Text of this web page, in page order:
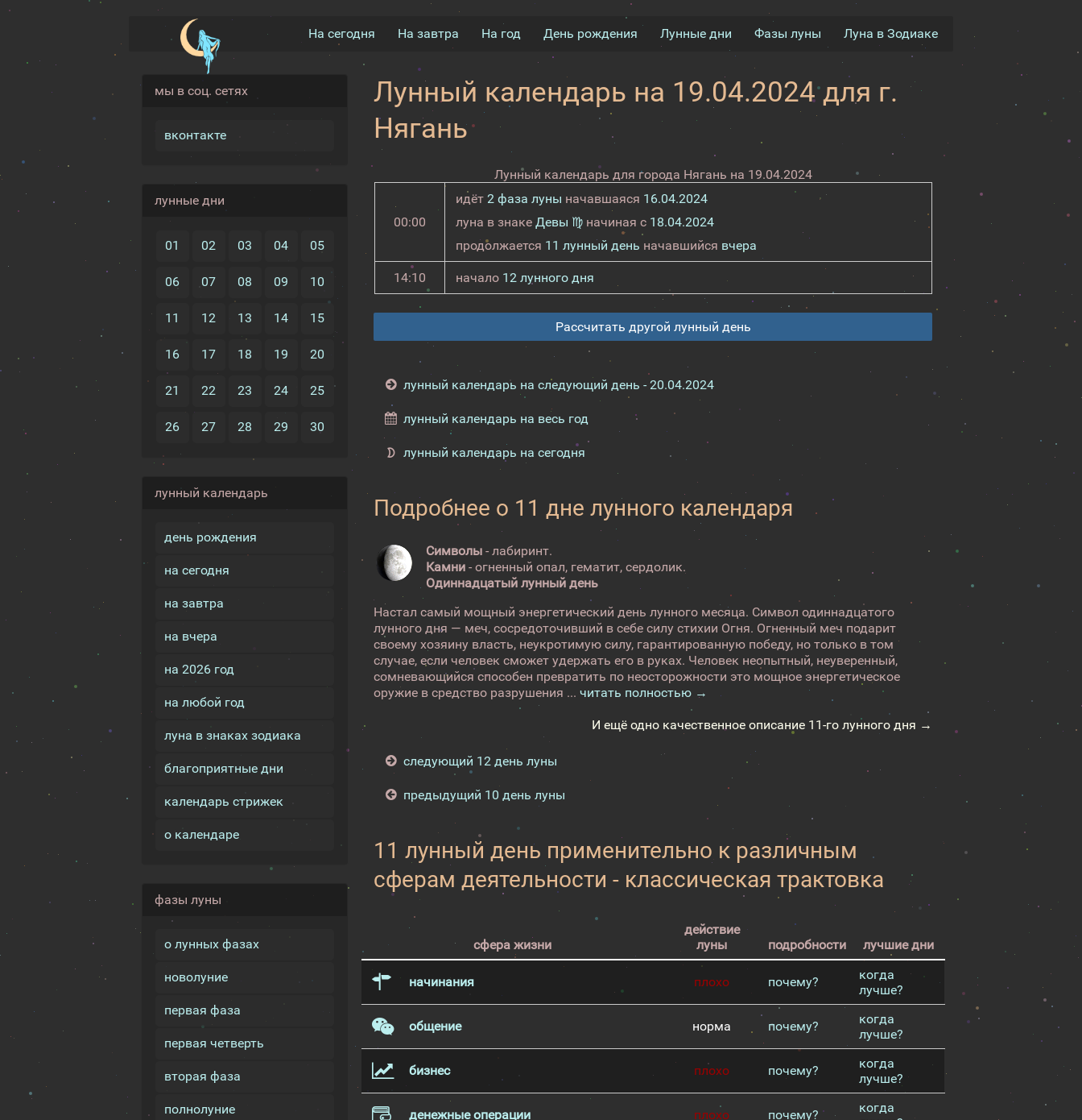
На сегодня На завтра На год День рождения Лунные дни Фазы луны Луна в Зодиаке
мы в соц. сетях
вконтакте
лунные дни
01 02 03 04 05
06 07 08 09 10
11 12 13 14 15
16 17 18 19 20
21 22 23 24 25
26 27 28 29 30
лунный календарь
день рождения
на сегодня
на завтра
на вчера
на 2026 год
на любой год
луна в знаках зодиака
благоприятные дни
календарь стрижек
о календаре
фазы луны
о лунных фазах
новолуние
первая фаза
первая четверть
вторая фаза
полнолуние
Лунный календарь на 19.04.2024 для г.
Нягань
Лунный календарь для города Нягань на 19.04.2024
00:00
идёт 2 фаза луны начавшаяся 16.04.2024
луна в знаке Девы ♍начиная с 18.04.2024
продолжается 11 лунный день начавшийся вчера
14:10 начало 12 лунного дня
Рассчитать другой лунный день
лунный календарь на следующий день - 20.04.2024
лунный календарь на весь год
лунный календарь на сегодня
Подробнее о 11 дне лунного календаря
Символы - лабиринт.
Камни - огненный опал, гематит, сердолик.
Одиннадцатый лунный день
Настал самый мощный энергетический день лунного месяца. Символ одиннадцатого
лунного дня — меч, сосредоточивший в себе силу стихии Огня. Огненный меч подарит
своему хозяину власть, неукротимую силу, гарантированную победу, но только в том
случае, если человек сможет удержать его в руках. Человек неопытный, неуверенный,
сомневающийся способен превратить по неосторожности это мощное энергетическое
оружие в средство разрушения ...читать полностью →
И ещё одно качественное описание 11-го лунного дня →
следующий 12 день луны
предыдущий 10 день луны
11 лунный день применительно к различным
сферам деятельности - классическая трактовка
сфера жизни
действие
луны
подробности лучшие дни
начинания плохо почему?
когда
лучше?
общение норма почему?
когда
лучше?
бизнес плохо почему?
когда
лучше?
денежные операции плохо почему?
когда